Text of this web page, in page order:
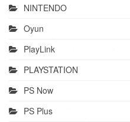
NINTENDO
Oyun
PlayLink
PLAYSTATION
PS Now
PS Plus